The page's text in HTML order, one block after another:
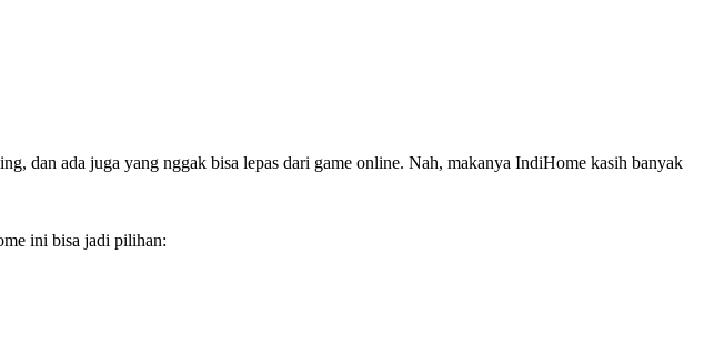
dan ada juga yang nggak bisa lepas dari game online. Nah, makanya IndiHome kasih banyak
ini bisa jadi pilihan: